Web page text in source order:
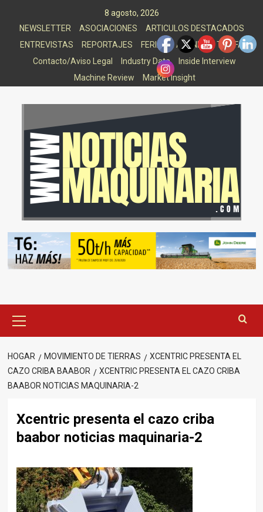
8 agosto, 2026
NEWSLETTER
ASOCIACIONES
ARTICULOS DESTACADOS
ENTREVISTAS
REPORTAJES FERIAS AGENDA
TARIFAS
Contacto/Aviso Legal
Industry Data
Inside Interview
Machine Review
Market Insight
principal
HOGAR MOVIMIENTO DE TIERRAS
XCENTRIC PRESENTA EL
CAZO CRIBA BAABOR
XCENTRIC PRESENTA EL CAZO CRIBA
BAABOR NOTICIAS MAQUINARIA-2
Xcentric presenta el cazo criba
baabor noticias maquinaria-2